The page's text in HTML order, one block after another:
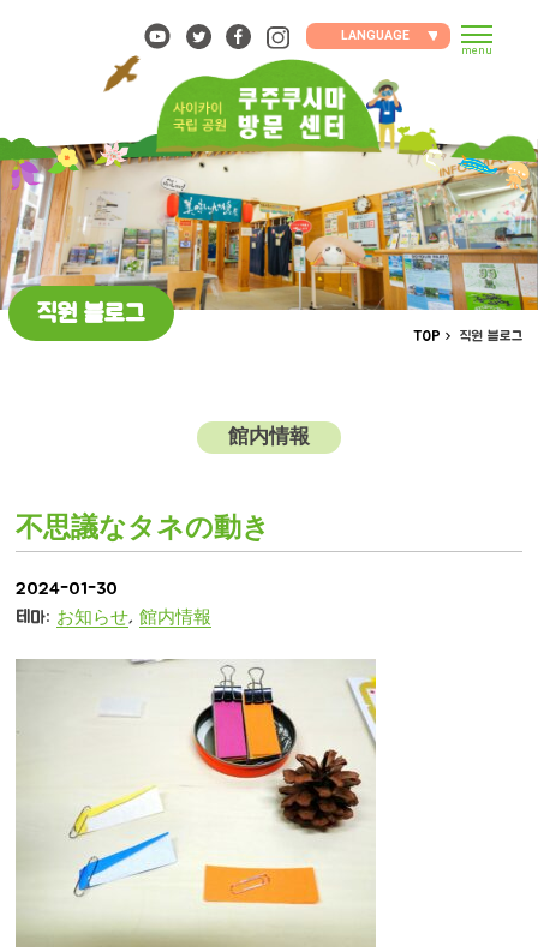
LANGUAGE
menu
TOP 직원 블로그
직원 블로그
館内情報
不思議なタネの動き
2024-01-30
테마: お知らせ, 館内情報